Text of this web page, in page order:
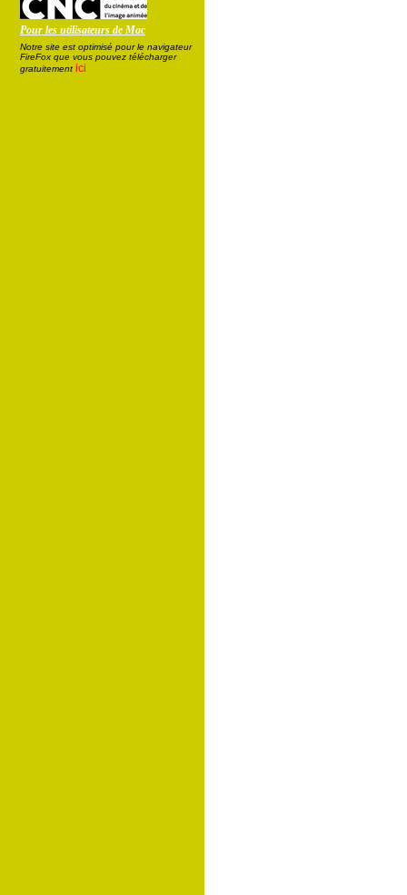
Pour les utilisateurs de Mac
Notre site est optimisé pour le navigateur
FireFox que vous pouvez télécharger
gratuitement ici